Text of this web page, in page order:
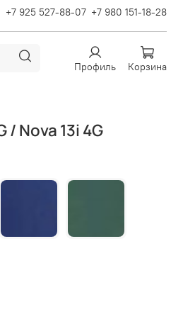
+7 925 527-88-07 +7 980 151-18-28
Профиль
Корзина
/ Nova 13i 4G